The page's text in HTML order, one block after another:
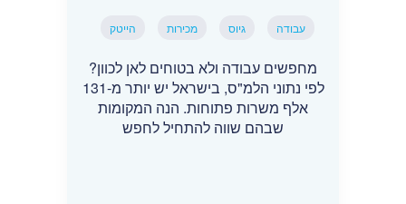
עבודה גיוס מכירות הייטק
מחפשים עבודה ולא בטוחים לאן לכוון?
לפי נתוני הלמ"ס, בישראל יש יותר מ-131
אלף משרות פתוחות. הנה המקומות
שבהם שווה להתחיל לחפש